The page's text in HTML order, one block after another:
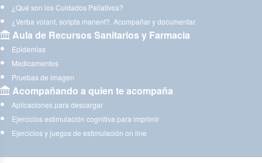
¿Qué son los Cuidados Paliativos?
¿Verba volant, scripta manent?. Acompañar y documentar.
Aula de Recursos Sanitarios y Farmacia
Epidemias
Medicamentos
Pruebas de imagen
Acompañando a quien te acompaña
Aplicaciones para descargar
Ejercicios estimulación cognitiva para imprimir
Ejercicios y juegos de estimulación on line